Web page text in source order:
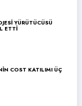
YÜRÜTÜCÜSÜ
ETTİ
COST KATILIMI ÜÇ